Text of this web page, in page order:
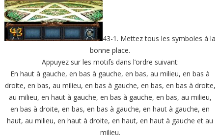
43-1. Mettez tous les symboles à la
bonne place.
Appuyez sur les motifs dans l’ordre suivant:
En haut à gauche, en bas à gauche, en bas, au milieu, en bas à
droite, en bas, au milieu, en bas à gauche, en bas, en bas à droite,
au milieu, en haut à gauche, en bas à gauche, en bas, au milieu,
en bas à droite, en bas, en bas à gauche, en haut à gauche, en
haut, au milieu, en haut à droite, en haut, en haut à gauche et au
milieu.